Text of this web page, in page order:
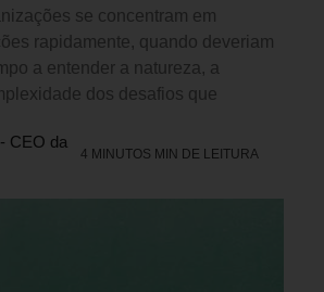
se concentram em
rapidamente, quando deveriam
a entender a natureza, a
dos desafios que
CEO da
4 MINUTOS MIN DE LEITURA